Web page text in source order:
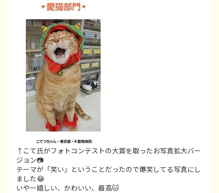
↑こて氏がフォトコンテストの大賞を取ったお写真拡大バー
ジョン📷
テーマが「笑い」ということだったので爆笑してる写真にし
ました😂
いやー嬉しい、かわいい、最高🐱